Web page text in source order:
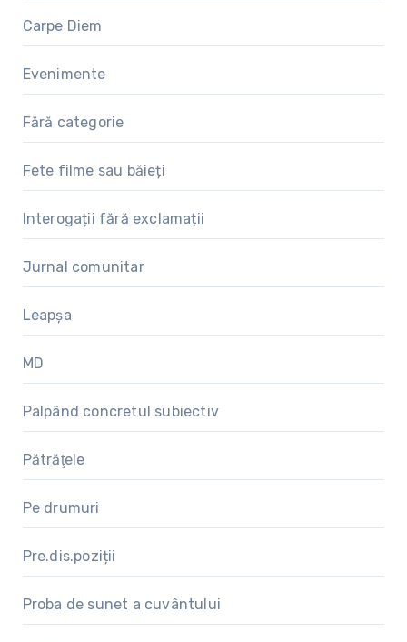
Carpe Diem
Evenimente
Fără categorie
Fete filme sau băieți
Interogații fără exclamații
Jurnal comunitar
Leapșa
MD
Palpând concretul subiectiv
Pătrăţele
Pe drumuri
Pre.dis.poziții
Proba de sunet a cuvântului